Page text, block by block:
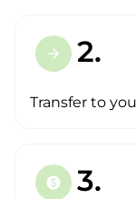
arrow_forward 2.
Transfer to you
paid 3.